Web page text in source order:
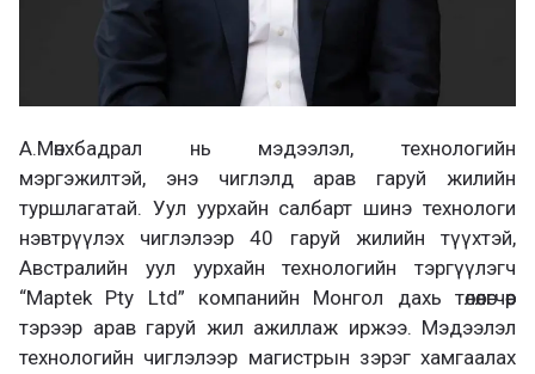
А.Мөнхбадрал нь мэдээлэл, технологийн
мэргэжилтэй, энэ чиглэлд арав гаруй жилийн
туршлагатай. Уул уурхайн салбарт шинэ технологи
нэвтрүүлэх чиглэлээр 40 гаруй жилийн түүхтэй,
Австралийн уул уурхайн технологийн тэргүүлэгч
“Maptek Pty Ltd” компанийн Монгол дахь төлөөлөгчөөр
тэрээр арав гаруй жил ажиллаж иржээ. Мэдээлэл
технологийн чиглэлээр магистрын зэрэг хамгаалах